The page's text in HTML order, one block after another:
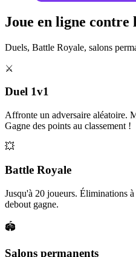
Joue en ligne contre
Duels, Battle Royale, salons
⚔️
Duel 1v1
Affronte un adversaire aléatoire.
Gagne des points au classement !
💥
Battle Royale
Jusqu'à 20 joueurs. Éliminations
debout gagne.
🏟️
Salons permanents